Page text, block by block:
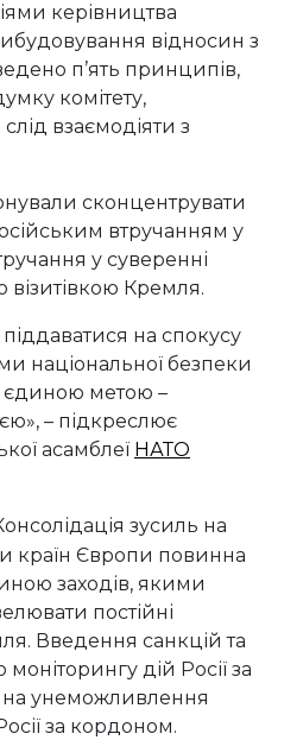
керівництва
відносин з
п’ять принципів,
комітету,
взаємодіяти з
сконцентрувати
втручанням у
у суверенні
Кремля.
на спокусу
національної безпеки
єдиною метою –
– підкреслює
асамблеї НАТО
зусиль на
країн Європи повинна
заходів, якими
постійні
Введення санкцій та
дій Росії за
унеможливлення
за кордоном.